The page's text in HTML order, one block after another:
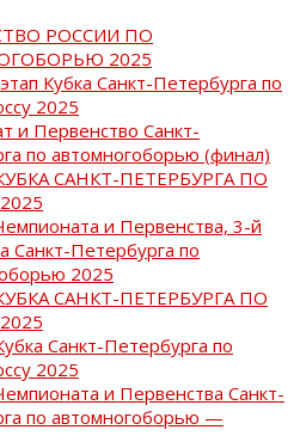
РОССИИ ПО
2025
Кубка Санкт-Петербурга по
2025
и Первенство Санкт-
по автомногоборью (финал)
САНКТ-ПЕТЕРБУРГА ПО
и Первенства, 3-й
Санкт-Петербурга по
2025
САНКТ-ПЕТЕРБУРГА ПО
Санкт-Петербурга по
2025
и Первенства Санкт-
по автомногоборью —